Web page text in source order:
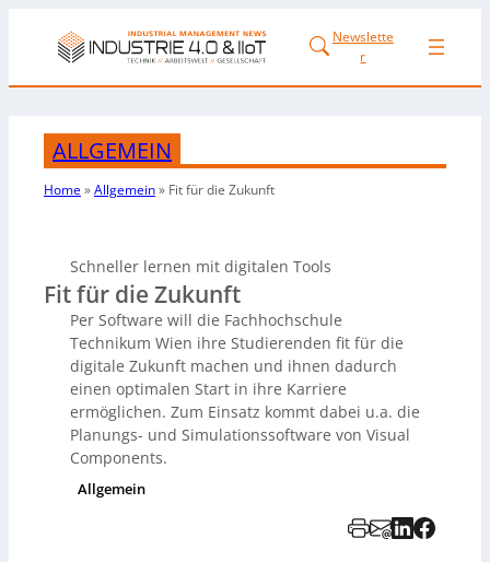
Newslette
r
ALLGEMEIN
Home»Allgemein» Fit für die Zukunft
Schneller lernen mit digitalen Tools
Fit für die Zukunft
Per Software will die Fachhochschule
Technikum Wien ihre Studierenden fit für die
digitale Zukunft machen und ihnen dadurch
einen optimalen Start in ihre Karriere
ermöglichen. Zum Einsatz kommt dabei u.a. die
Planungs- und Simulationssoftware von Visual
Components.
Allgemein